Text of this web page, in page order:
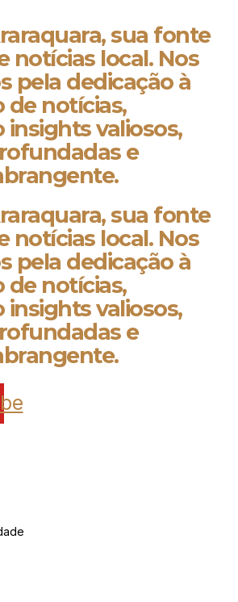
sua fonte
notícias local. Nos
pela dedicação à
de notícias,
valiosos,
e
sua fonte
notícias local. Nos
pela dedicação à
de notícias,
valiosos,
e